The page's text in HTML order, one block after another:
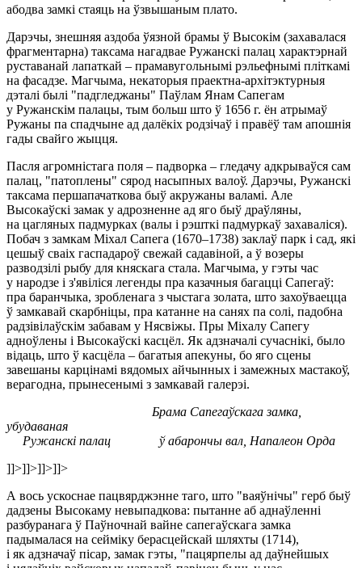
абодва замкі стаяць на ўзвышаным плато.
Дарэчы, знешняя аздоба ўязной брамы ў Высокім (захавалася
фрагментарна) таксама нагадвае Ружанскі палац характэрнай
руставанай лапаткай – прамавугольнымі рэльефнымі пліткамі
на фасадзе. Магчыма, некаторыя праектна-архітэктурныя
дэталі былі "падгледжаны" Паўлам Янам Сапегам
у Ружанскім палацы, тым больш што ў 1656 г. ён атрымаў
Ружаны па спадчыне ад далёкіх родзічаў і правёў там апошнiя
гады свайго жыцця.
Пасля агромністага поля – падворка – гледачу адкрываўся сам
палац, "патоплены" сярод насыпных валоў. Дарэчы, Ружанскі
таксама першапачаткова быў акружаны валамі. Але
Высокаўскі замак у адрозненне ад яго быў драўляны,
на цагляных падмурках (валы і рэшткі падмуркаў захаваліся).
Побач з замкам Міхал Сапега (1670–1738) заклаў парк і сад, які
цешыў сваіх гаспадароў свежай садавіной, а ў возеры
разводзілі рыбу для княскага стала. Магчыма, у гэты час
у народзе і з'явіліся легенды пра казачныя багацці Сапегаў:
пра баранчыка, зробленага з чыстага золата, што захоўваецца
ў замкавай скарбніцы, пра катанне на санях па солі, падобна
радзівілаўскім забавам у Нясвіжы. Пры Міхалу Сапегу
адноўлены і Высокаўскі касцёл. Як адзначалі сучаснікі, было
відаць, што ў касцёла – багатыя апекуны, бо яго сцены
завешаны карцінамі вядомых айчынных і замежных мастакоў,
верагодна, прынесенымі з замкавай галерэі.
Брама Сапегаўскага замка,
убудаваная
Ружанскi палац ў абарончы вал, Напалеон Орда
]]>]]>]]>]]>
А вось ускоснае пацвярджэнне таго, што "ваяўнічы" герб быў
дадзены Высокаму невыпадкова: пытанне аб аднаўленні
разбуранага ў Паўночнай вайне сапегаўскага замка
падымалася на сейміку берасцейскай шляхты (1714),
і як адзначаў пісар, замак гэты, "пацярпелы ад даўнейшых